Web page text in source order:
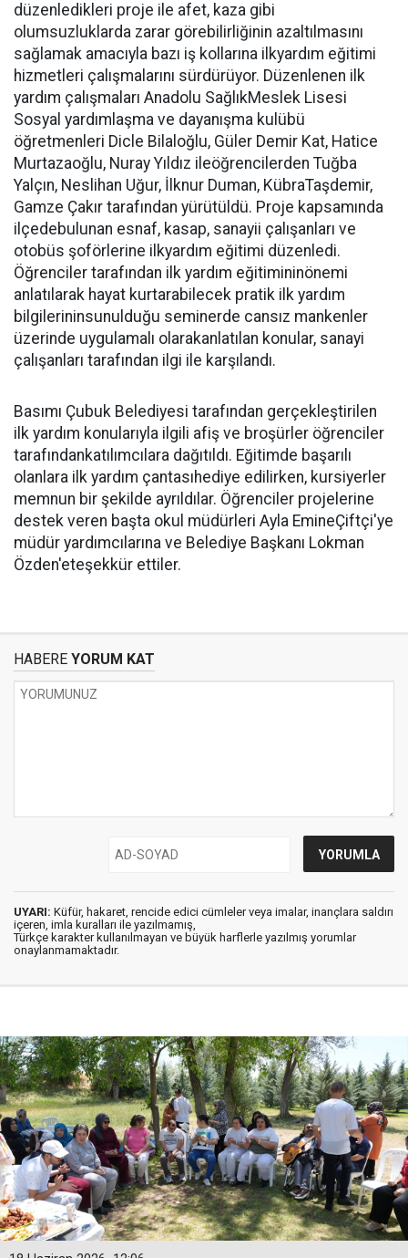
düzenledikleri proje ile afet, kaza gibi
olumsuzluklarda zarar görebilirliğinin azaltılmasını
sağlamak amacıyla bazı iş kollarına ilkyardım eğitimi
hizmetleri çalışmalarını sürdürüyor. Düzenlenen ilk
yardım çalışmaları Anadolu SağlıkMeslek Lisesi
Sosyal yardımlaşma ve dayanışma kulübü
öğretmenleri Dicle Bilaloğlu, Güler Demir Kat, Hatice
Murtazaoğlu, Nuray Yıldız ileöğrencilerden Tuğba
Yalçın, Neslihan Uğur, İlknur Duman, KübraTaşdemir,
Gamze Çakır tarafından yürütüldü. Proje kapsamında
ilçedebulunan esnaf, kasap, sanayii çalışanları ve
otobüs şoförlerine ilkyardım eğitimi düzenledi.
Öğrenciler tarafından ilk yardım eğitimininönemi
anlatılarak hayat kurtarabilecek pratik ilk yardım
bilgilerininsunulduğu seminerde cansız mankenler
üzerinde uygulamalı olarakanlatılan konular, sanayi
çalışanları tarafından ilgi ile karşılandı.
Basımı Çubuk Belediyesi tarafından gerçekleştirilen
ilk yardım konularıyla ilgili afiş ve broşürler öğrenciler
tarafındankatılımcılara dağıtıldı. Eğitimde başarılı
olanlara ilk yardım çantasıhediye edilirken, kursiyerler
memnun bir şekilde ayrıldılar. Öğrenciler projelerine
destek veren başta okul müdürleri Ayla EmineÇiftçi'ye
müdür yardımcılarına ve Belediye Başkanı Lokman
Özden'eteşekkür ettiler.
HABERE YORUM KAT
UYARI: Küfür, hakaret, rencide edici cümleler veya imalar, inançlara saldırı
içeren, imla kuralları ile yazılmamış,
Türkçe karakter kullanılmayan ve büyük harflerle yazılmış yorumlar
onaylanmamaktadır.